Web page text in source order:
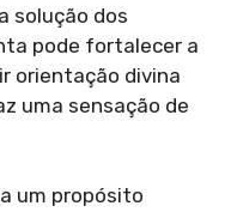
solução dos
pode fortalecer a
orientação divina
uma sensação de
um propósito